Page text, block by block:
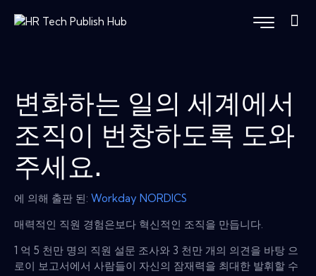
변화하는 일의 세계에서
조직이 번창하도록 도와
주세요.
에 의해 출판 된: Workday NORDICS
매력적인 직원 경험은보다 혁신적인 조직을 만듭니다.
1 억 5 천만 명의 직원 설문 조사와 3 천만 개의 의견을 바탕 으
로이 보고서에서 사람들이 자신의 잠재력을 최대한 발휘할 수